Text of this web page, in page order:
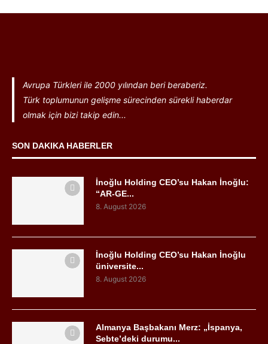
Avrupa Türkleri ile 2000 yılından beri beraberiz.
Türk toplumunun gelişme sürecinden sürekli haberdar
olmak için bizi takip edin...
SON DAKIKA HABERLER
İnoğlu Holding CEO’su Hakan İnoğlu:
“AR-GE...
8. August 2026
İnoğlu Holding CEO’su Hakan İnoğlu
üniversite...
8. August 2026
Almanya Başbakanı Merz: „İspanya,
Sebte’deki durumu...